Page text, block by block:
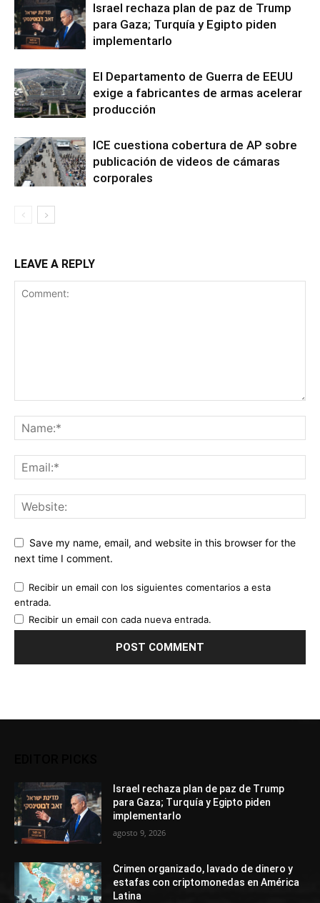
Israel rechaza plan de paz de Trump
para Gaza; Turquía y Egipto piden
implementarlo
El Departamento de Guerra de EEUU
exige a fabricantes de armas acelerar
producción
ICE cuestiona cobertura de AP sobre
publicación de videos de cámaras
corporales
LEAVE A REPLY
Save my name, email, and website in this browser for the
next time I comment.
Recibir un email con los siguientes comentarios a esta
entrada.
Recibir un email con cada nueva entrada.
Israel rechaza plan de paz de Trump
para Gaza; Turquía y Egipto piden
implementarlo
agosto 9, 2026
Crimen organizado, lavado de dinero y
estafas con criptomonedas en América
Latina